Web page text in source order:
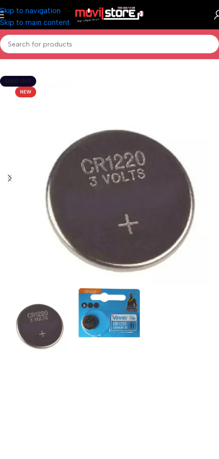
Skip to navigation
Skip to main content
Inicio/Accesorios Celulares/Baterías y Pilas
SOLD OUT
NEW